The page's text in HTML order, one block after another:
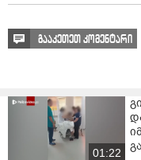
მობილიზებული მათ
ვიდეო:ფორმულა
გააკეთეთ კომენტარი
01:22